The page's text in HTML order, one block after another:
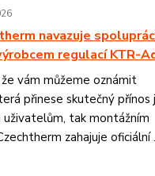
navazuje
regulací KTR-
že vám můžeme oznámit
přinese skutečný přínos
uživatelům, tak montážním
zahajuje oficiální